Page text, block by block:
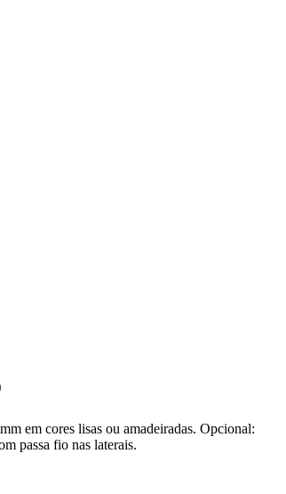
em cores lisas ou amadeiradas. Opcional:
passa fio nas laterais.